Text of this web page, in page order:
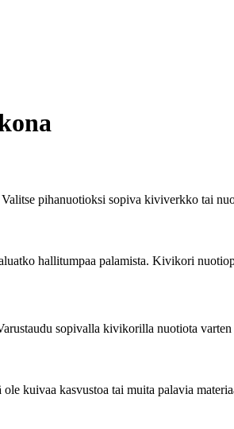
pihanuotioksi sopiva kiviverkko tai
hallitumpaa palamista. Kivikori
sopivalla kivikorilla nuotiota
kuivaa kasvustoa tai muita palavia